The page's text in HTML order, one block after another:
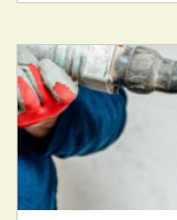
当社は三重県桑名
今回は解体工事に
えします。